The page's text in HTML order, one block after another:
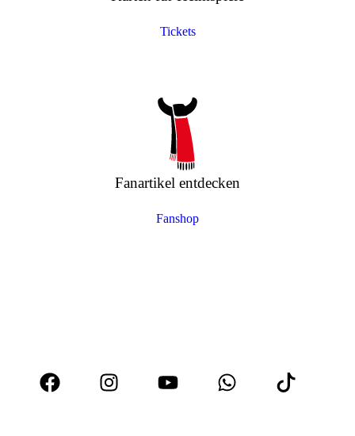
Tickets
Fanartikel entdecken
Fanshop